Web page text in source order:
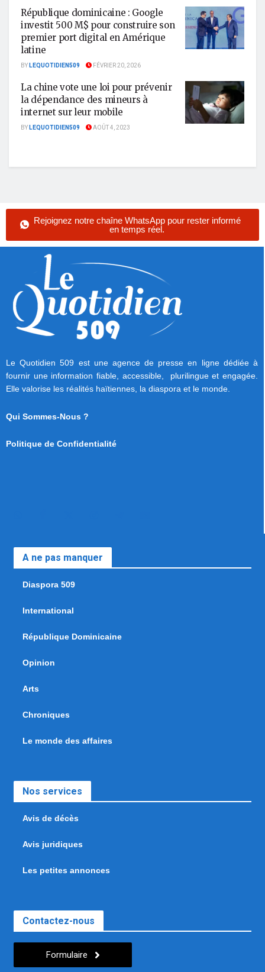
République dominicaine : Google
investit 500 M$ pour construire son
premier port digital en Amérique
latine
BYLEQUOTIDIEN509 FÉVRIER 20, 2026
La chine vote une loi pour prévenir
la dépendance des mineurs à
internet sur leur mobile
BYLEQUOTIDIEN509 AOÛT 4, 2023
Rejoignez notre chaîne WhatsApp pour rester informé
en temps réel.
Le Quotidien 509 est une agence de presse en ligne dédiée à
fournir une information fiable, accessible, plurilingue et engagée.
Elle valorise les réalités haïtiennes, la diaspora et le monde.
Qui Sommes-Nous ?
Politique de Confidentialité
A ne pas manquer
Diaspora 509
International
République Dominicaine
Opinion
Arts
Chroniques
Le monde des affaires
Nos services
Avis de décès
Avis juridiques
Les petites annonces
Contactez-nous
Formulaire